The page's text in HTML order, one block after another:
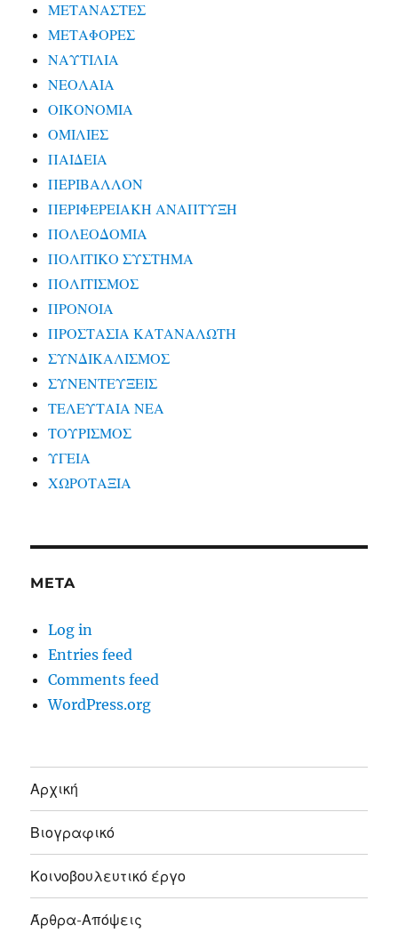
ΜΕΤΑΝΑΣΤΕΣ
ΜΕΤΑΦΟΡΕΣ
ΝΑΥΤΙΛΙΑ
ΝΕΟΛΑΙΑ
ΟΙΚΟΝΟΜΙΑ
ΟΜΙΛΙΕΣ
ΠΑΙΔΕΙΑ
ΠΕΡΙΒΑΛΛΟΝ
ΠΕΡΙΦΕΡΕΙΑΚΗ ΑΝΑΠΤΥΞΗ
ΠΟΛΕΟΔΟΜΙΑ
ΠΟΛΙΤΙΚΟ ΣΥΣΤΗΜΑ
ΠΟΛΙΤΙΣΜΟΣ
ΠΡΟΝΟΙΑ
ΠΡΟΣΤΑΣΙΑ ΚΑΤΑΝΑΛΩΤΗ
ΣΥΝΔΙΚΑΛΙΣΜΟΣ
ΣΥΝΕΝΤΕΥΞΕΙΣ
ΤΕΛΕΥΤΑΙΑ ΝΕΑ
ΤΟΥΡΙΣΜΟΣ
ΥΓΕΙΑ
ΧΩΡΟΤΑΞΙΑ
META
Log in
Entries feed
Comments feed
WordPress.org
Αρχική
Βιογραφικό
Κοινοβουλευτικό έργο
Άρθρα-Απόψεις